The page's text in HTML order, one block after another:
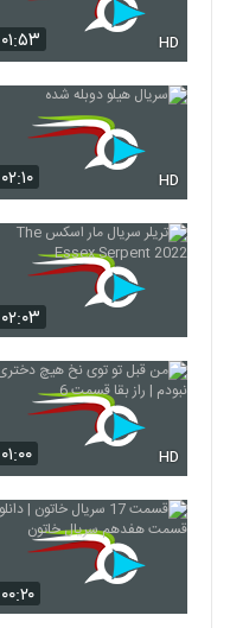
۰۱:۵۳ HD
۰۲:۱۰ HD
۰۲:۰۳
۰۱:۰۰ HD
۰۰:۲۰